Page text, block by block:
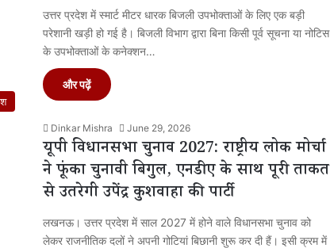
उत्तर प्रदेश में स्मार्ट मीटर धारक बिजली उपभोक्ताओं के लिए एक बड़ी
परेशानी खड़ी हो गई है। बिजली विभाग द्वारा बिना किसी पूर्व सूचना या नोटिस
के उपभोक्ताओं के कनेक्शन…
और पढ़ें
Dinkar Mishra June 29, 2026
यूपी विधानसभा चुनाव 2027: राष्ट्रीय लोक मोर्चा
ने फूंका चुनावी बिगुल, एनडीए के साथ पूरी ताकत
से उतरेगी उपेंद्र कुशवाहा की पार्टी
लखनऊ। उत्तर प्रदेश में साल 2027 में होने वाले विधानसभा चुनाव को
लेकर राजनीतिक दलों ने अपनी गोटियां बिछानी शुरू कर दी हैं। इसी क्रम में